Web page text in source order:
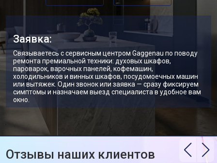
Заявка:
Связываетесь с сервисным центром Gaggenau по поводу
ремонта премиальной техники: духовых шкафов,
пароварок, варочных панелей, кофемашин,
холодильников и винных шкафов, посудомоечных машин
или вытяжек. Один звонок или заявка — сразу фиксируем
симптомы и назначаем выезд специалиста в удобное вам
окно.
Отзывы наших клиентов